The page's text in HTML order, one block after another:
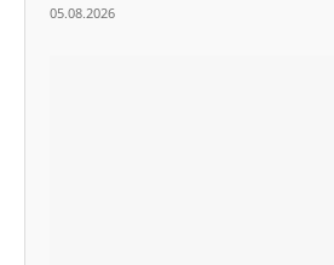
05.08.2026